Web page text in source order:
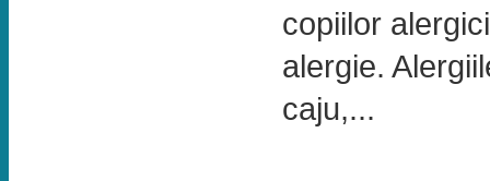
copiilor
alergie.
caju,...